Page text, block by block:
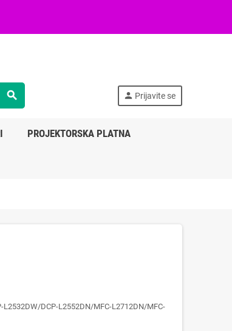
search person Prijavite se
PROJEKTORSKA PLATNA
DCP-L2552DN/MFC-L2712DN/MFC-